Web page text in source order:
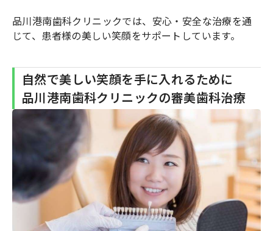
品川港南歯科クリニックでは、安心・安全な治療を通
じて、患者様の美しい笑顔をサポートしています。
自然で美しい笑顔を手に入れるために
品川港南歯科クリニックの審美歯科治療